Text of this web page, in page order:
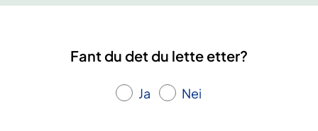
Fant du det du lette etter?
Ja Nei